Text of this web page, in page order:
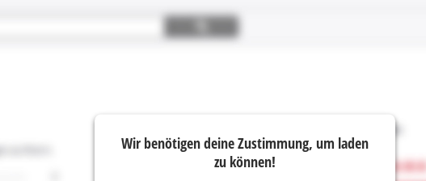
Wir benötigen deine Zustimmung, um laden
zu können!